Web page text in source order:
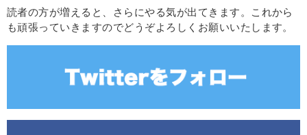
読者の方が増えると、さらにやる気が出てきます。これから
も頑張っていきますのでどうぞよろしくお願いいたします。